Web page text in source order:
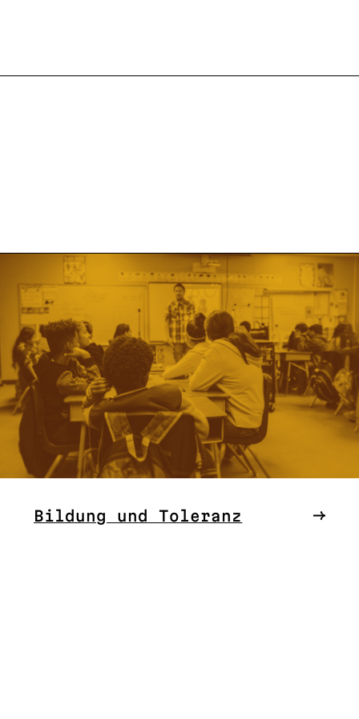
Bildung und Toleranz